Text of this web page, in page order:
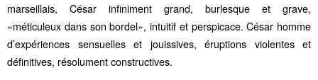
marseillais, César infiniment grand, burlesque et grave,
«méticuleux dans son bordel», intuitif et perspicace. César homme
d’expériences sensuelles et jouissives, éruptions violentes et
définitives, résolument constructives.